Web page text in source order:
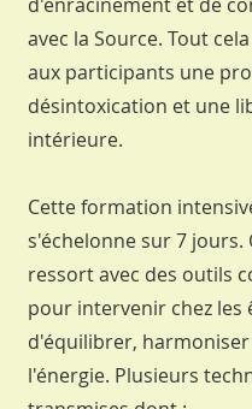
avec la Source. Tout
aux participants une
désintoxication et une
intérieure.
Cette formation
s'échelonne sur 7 jours.
ressort avec des outils
pour intervenir chez les
d'équilibrer,
l'énergie. Plusieurs